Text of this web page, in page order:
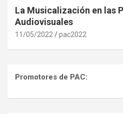
La Musicalización en las
Audiovisuales
11/05/2022 pac2022
Promotores de PAC: